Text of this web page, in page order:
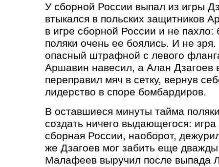
У сборной России выпал из игры
втыкался в польских защитников
в игре сборной России и не
поляки очень ее боялись. И не
опасный штрафной с левого
Аршавин навесил, а Алан Дзагоев
переправил мяч в сетку, вернув
лидерство в споре бомбардиров.
В оставшиеся минуты тайма
создать ничего выдающегося:
сборная России, наоборот,
же Дзагоев мог забить еще
Малафеев выручил после выпада